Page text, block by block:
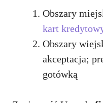
Obszary
kart
Obszary
akceptacja;
gotówką